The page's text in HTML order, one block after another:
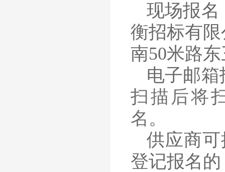
现场报名
衡招标有
南50米路
电子邮箱
扫描后将
名 。
供应商
登记报名